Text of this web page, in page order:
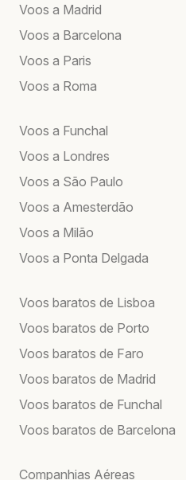
Voos a Madrid
Voos a Barcelona
Voos a Paris
Voos a Roma
Voos a Funchal
Voos a Londres
Voos a São Paulo
Voos a Amesterdão
Voos a Milão
Voos a Ponta Delgada
Voos baratos de Lisboa
Voos baratos de Porto
Voos baratos de Faro
Voos baratos de Madrid
Voos baratos de Funchal
Voos baratos de Barcelona
Companhias Aéreas